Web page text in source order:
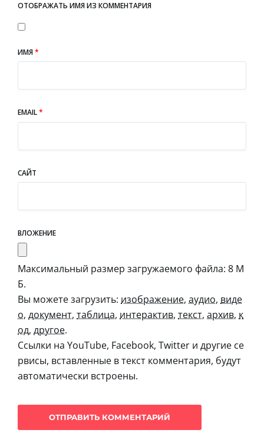
ОТОБРАЖАТЬ ИМЯ ИЗ КОММЕНТАРИЯ
ИМЯ*
EMAIL*
САЙТ
ВЛОЖЕНИЕ
Максимальный размер загружаемого файла: 8 М
Б.
Вы можете загрузить: изображение, аудио, виде
о, документ, таблица, интерактив, текст, архив, к
од, другое.
Ссылки на YouTube, Facebook, Twitter и другие се
рвисы, вставленные в текст комментария, будут
автоматически встроены.